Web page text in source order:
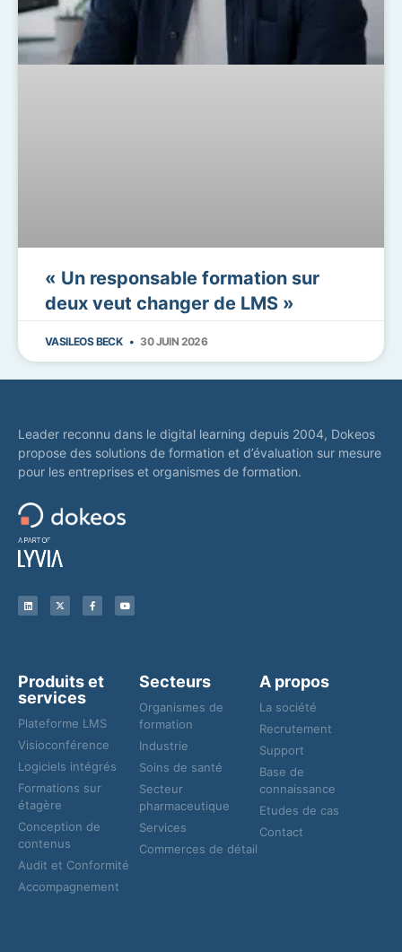
« Un responsable formation sur
deux veut changer de LMS »
VASILEOS BECK 30 JUIN 2026
Leader reconnu dans le digital learning depuis 2004, Dokeos
propose des solutions de formation et d’évaluation sur mesure
pour les entreprises et organismes de formation.
Produits et
services
Plateforme LMS
Visioconférence
Logiciels intégrés
Formations sur
étagère
Conception de
contenus
Audit et Conformité
Accompagnement
Secteurs
Organismes de
formation
Industrie
Soins de santé
Secteur
pharmaceutique
Services
Commerces de détail
A propos
La société
Recrutement
Support
Base de
connaissance
Etudes de cas
Contact